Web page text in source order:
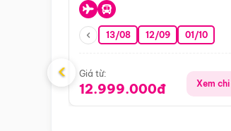
13/08 12/09 01/10
Giá từ:
12.999.000đ Xem
‹